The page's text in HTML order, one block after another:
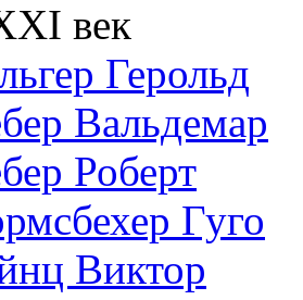
век
Герольд
Вальдемар
Роберт
Гуго
Виктор